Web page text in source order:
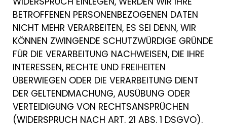
BETROFFENEN PERSONENBEZOGENEN DATEN
NICHT MEHR VERARBEITEN, ES SEI DENN, WIR
KÖNNEN ZWINGENDE SCHUTZWÜRDIGE GRÜNDE
FÜR DIE VERARBEITUNG NACHWEISEN, DIE IHRE
INTERESSEN, RECHTE UND FREIHEITEN
ÜBERWIEGEN ODER DIE VERARBEITUNG DIENT
DER GELTENDMACHUNG, AUSÜBUNG ODER
VERTEIDIGUNG VON RECHTSANSPRÜCHEN
(WIDERSPRUCH NACH ART. 21 ABS. 1 DSGVO).